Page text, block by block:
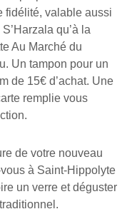
fidélité, valable aussi
qu’à la
Au Marché du
Un tampon pour un
de 15€ d’achat. Une
remplie vous
de votre nouveau
à Saint-Hippolyte
un verre et déguster